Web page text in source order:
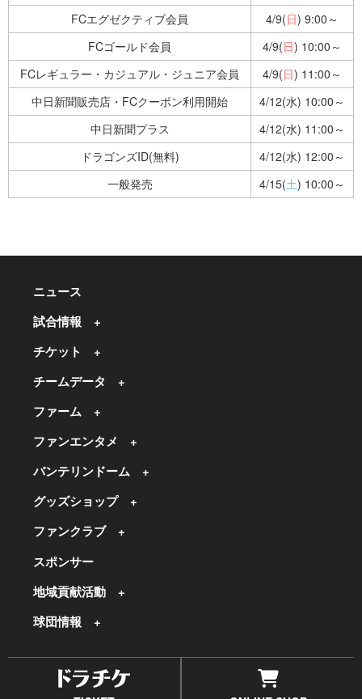
FCエグゼクティブ会員
4/9(日) 9:00～
FCゴールド会員
4/9(日) 10:00～
FCレギュラー・カジュアル・ジュニア会員
4/9(日) 11:00～
中日新聞販売店・FCクーポン利用開始
4/12(水) 10:00～
中日新聞プラス
4/12(水) 11:00～
ドラゴンズID(無料)
4/12(水) 12:00～
一般発売
4/15(土) 10:00～
ニュース
試合情報
チケット
チームデータ
ファーム
ファンエンタメ
バンテリンドーム
グッズショップ
ファンクラブ
スポンサー
地域貢献活動
球団情報